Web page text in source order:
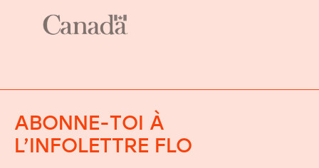
ABONNE-TOI À
L’INFOLETTRE FLO